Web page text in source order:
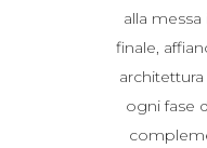
alla
finale,
ogni fase